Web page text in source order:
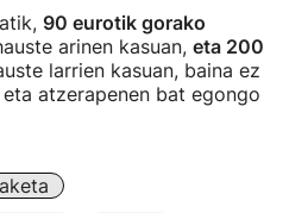
90 eurotik gorako
arinen kasuan, eta 200
larrien kasuan, baina ez
atzerapenen bat egongo